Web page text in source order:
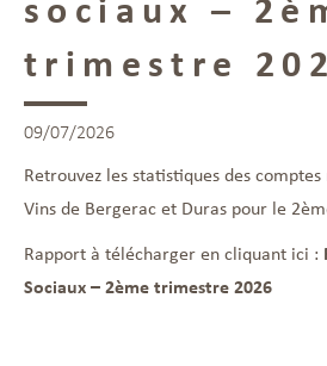
trimestre
09/07/2026
Retrouvez les statistiques des
Vins de Bergerac et Duras pour le
Rapport à télécharger en cliquant ici :
Sociaux –2ème trimestre 2026